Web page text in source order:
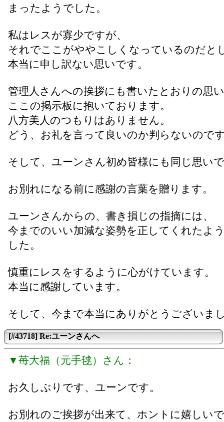
まったようでした。
私はレスが寡少ですが、
それでここがややこしくなっているのだと
本当に申し訳ない思いです。
管理人さんへの挨拶にも書いたとおりの思
ここの掲示板に抱いております。
八方美人のつもりはありません。
どう、お礼を言って良いのか判らないので
そして、ユーンさん初め皆様にも同じ思い
お別れになる前に感謝の言葉を贈ります。
ユーンさんからの、書き損じの指摘には、
今までのいい加減な姿勢を正してくれたよ
した。
慎重にレスをするように心がけています。
本当に感謝しています。
そして、今まで本当にありがとうございま
[#43718] Re:ユーンさんへ
▼苺大福（元手毬）さん：
お久しぶりです、ユーンです。
お別れのご挨拶が出来て、ホントに嬉しい